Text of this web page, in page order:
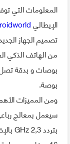
المعلومات التي
الإيطالي
بوصة.